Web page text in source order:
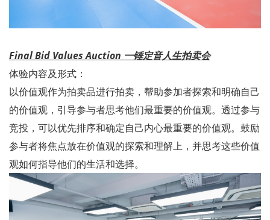
Final Bid Values Auction 一锤定音人生拍卖会
体验内容及形式：
以价值观作为拍卖品进行拍卖，帮助参加者探索和明确自己
的价值观，引导参与者思考他们最重要的价值观。透过参与
竞投，可以优先排序和确定自己内心最重要的价值观。鼓励
参与者将焦点放在价值观的探索和理解上，并思考这些价值
观如何指导他们的生活和选择。